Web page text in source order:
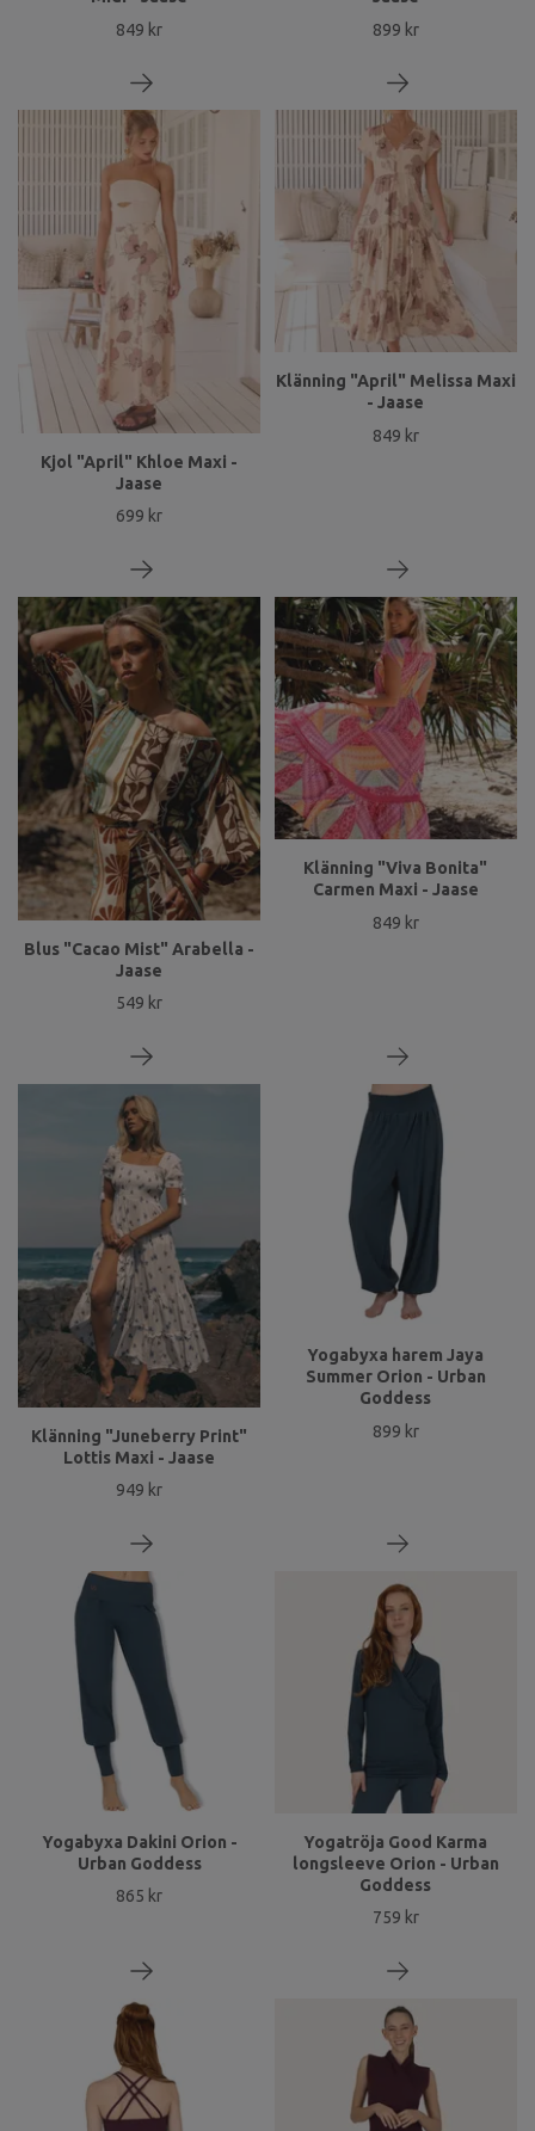
849 kr
899 kr
Kjol "April" Khloe Maxi -
Jaase
699 kr
Klänning "April" Melissa Maxi
- Jaase
849 kr
Blus "Cacao Mist" Arabella -
Jaase
549 kr
Klänning "Viva Bonita"
Carmen Maxi - Jaase
849 kr
Klänning "Juneberry Print"
Lottis Maxi - Jaase
949 kr
Yogabyxa harem Jaya
Summer Orion - Urban
Goddess
899 kr
Yogabyxa Dakini Orion -
Urban Goddess
865 kr
Yogatröja Good Karma
longsleeve Orion - Urban
Goddess
759 kr